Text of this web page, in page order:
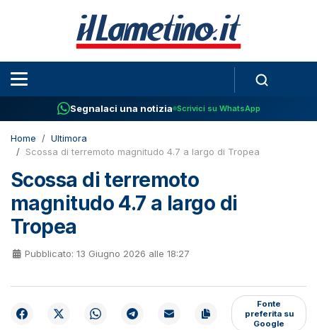
Segnalaci una notizia Scrivici su WhatsApp
Home
Ultimora
Scossa di terremoto magnitudo 4.7 a largo di Tropea
Scossa di terremoto
magnitudo 4.7 a largo di
Tropea
Pubblicato: 13 Giugno 2026 alle 18:27
Fonte
preferita su
Google